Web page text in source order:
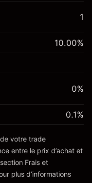
(-$1.10)
de levier
levier
-0.01096
de levier
levier
1
10.00%
0%
Frais
0.1%
votre trade
entre le prix d’achat et
Frais et
plus d’informations